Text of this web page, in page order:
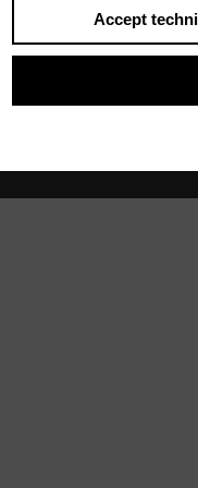
Vier Personen sind über die
Accept